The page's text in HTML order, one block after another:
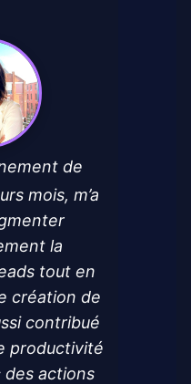
de
mois, m’a
la
tout en
création de
contribué
productivité
actions